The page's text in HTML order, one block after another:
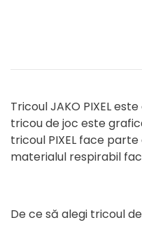
Tricoul JAKO PIXEL
tricou de joc este
tricoul PIXEL face
materialul respirabil
De ce să alegi tricoul de